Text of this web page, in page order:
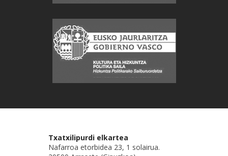
Txatxilipurdi elkartea
Nafarroa etorbidea 23, 1 solairua.